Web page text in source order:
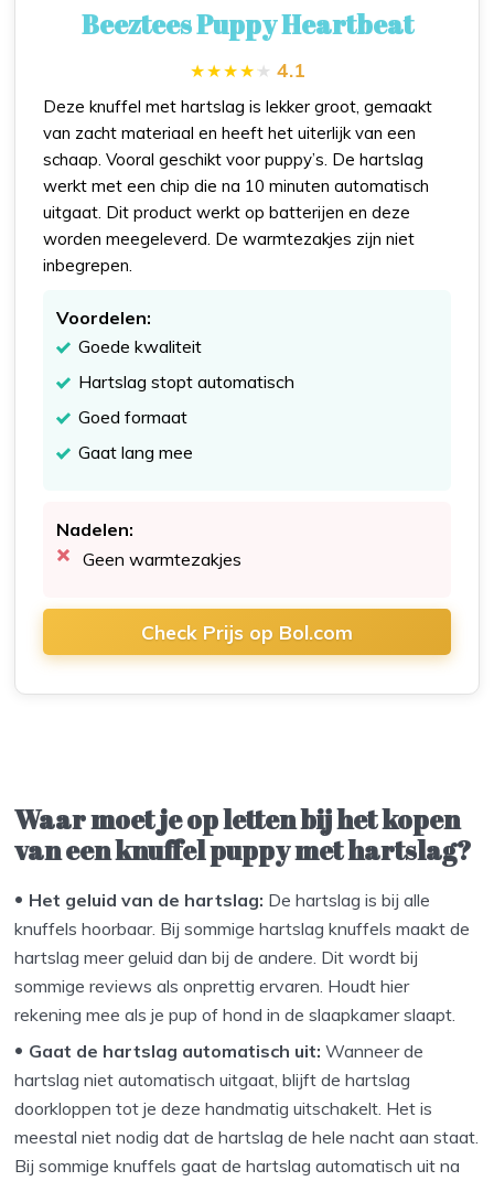
Beeztees Puppy Heartbeat
4.1
Deze knuffel met hartslag is lekker groot, gemaakt
van zacht materiaal en heeft het uiterlijk van een
schaap. Vooral geschikt voor puppy’s. De hartslag
werkt met een chip die na 10 minuten automatisch
uitgaat. Dit product werkt op batterijen en deze
worden meegeleverd. De warmtezakjes zijn niet
inbegrepen.
Voordelen:
Goede kwaliteit
Hartslag stopt automatisch
Goed formaat
Gaat lang mee
Nadelen:
Geen warmtezakjes
Check Prijs op Bol.com
Waar moet je op letten bij het kopen
van een knuffel puppy met hartslag?
Het geluid van de hartslag: De hartslag is bij alle
knuffels hoorbaar. Bij sommige hartslag knuffels maakt de
hartslag meer geluid dan bij de andere. Dit wordt bij
sommige reviews als onprettig ervaren. Houdt hier
rekening mee als je pup of hond in de slaapkamer slaapt.
Gaat de hartslag automatisch uit: Wanneer de
hartslag niet automatisch uitgaat, blijft de hartslag
doorkloppen tot je deze handmatig uitschakelt. Het is
meestal niet nodig dat de hartslag de hele nacht aan staat.
Bij sommige knuffels gaat de hartslag automatisch uit na